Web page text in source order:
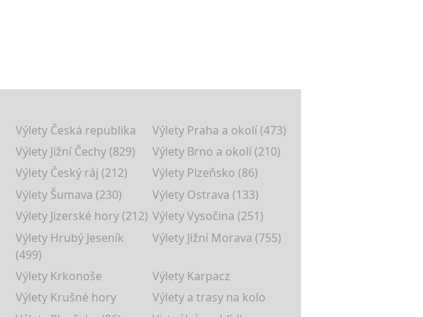
Výlety Česká republika
Výlety Praha a okolí (473)
Výlety Jižní Čechy (829)
Výlety Brno a okolí (210)
Výlety Český ráj (212)
Výlety Plzeňsko (86)
Výlety Šumava (230)
Výlety Ostrava (133)
Výlety Jizerské hory (212) Výlety Vysočina (251)
Výlety Hrubý Jeseník
(499)
Výlety Jižní Morava (755)
Výlety Krkonoše
Výlety Karpacz
Výlety Krušné hory
Výlety a trasy na kolo